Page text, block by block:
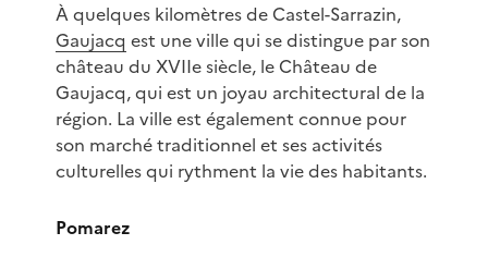
À quelques kilomètres de Castel-Sarrazin,
Gaujacq est une ville qui se distingue par son
château du XVIIe siècle, le Château de
Gaujacq, qui est un joyau architectural de la
région. La ville est également connue pour
son marché traditionnel et ses activités
culturelles qui rythment la vie des habitants.
Pomarez